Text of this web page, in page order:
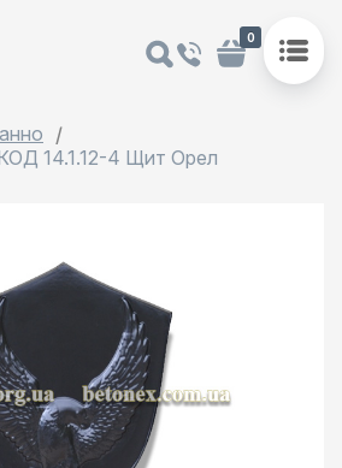
0
14.1.12-4 Щит Орел